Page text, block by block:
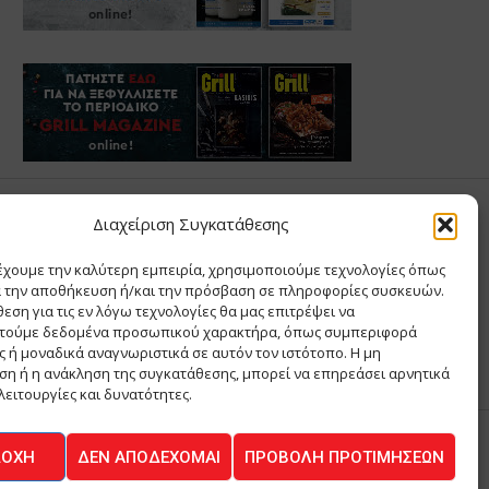
Διαχείριση Συγκατάθεσης
την καλύτερη εμπειρία, χρησιμοποιούμε τεχνολογίες όπως
την αποθήκευση ή/και την πρόσβαση σε πληροφορίες συσκευών.
για τις εν λόγω τεχνολογίες θα μας επιτρέψει να
δεδομένα προσωπικού χαρακτήρα, όπως συμπεριφορά
ή μοναδικά αναγνωριστικά σε αυτόν τον ιστότοπο. Η μη
ή η ανάκληση της συγκατάθεσης, μπορεί να επηρεάσει αρνητικά
και δυνατότητες.
ΔΕΝ ΑΠΟΔΈΧΟΜΑΙ ΠΡΟΒΟΛΉ ΠΡΟΤΙΜΉΣΕΩΝ
Θ ΚΑΙ ΣΙΑ ΜΟΝΟΠΡΟΣΩΠΗ ΙΚΕ